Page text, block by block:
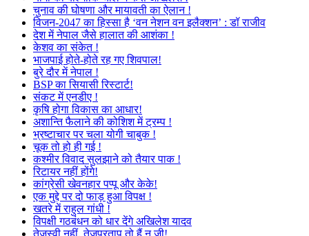
चुनाव की घोषणा और मायावती का ऐलान !
विजन-2047 का हिस्सा है ‘वन नेशन वन इलैक्शन’ : डॉ राजीव
देश में नेपाल जैसे हालात की आशंका !
केशव का संकेत !
भाजपाई होते-होते रह गए शिवपाल!
बुरे दौर में नेपाल !
BSP का सियासी रिस्टार्ट!
संकट में एनडीए !
कृषि होगा विकास का आधार!
अशान्ति फैलाने की कोशिश में ट्रम्प !
भ्रष्टाचार पर चला योगी चाबुक !
चूक तो हो ही गई !
कश्मीर विवाद सुलझाने को तैयार पाक !
रिटायर नहीं होंगे!
कांग्रेसी खेवनहार पप्पू और केके!
एक मुद्दे पर दो फाड़ हुआ विपक्ष !
खतरे में राहुल गांधी !
विपक्षी गठबंधन को धार देंगे अखिलेश यादव
तेजस्वी नहीं, तेजप्रताप तो हैं न जी!